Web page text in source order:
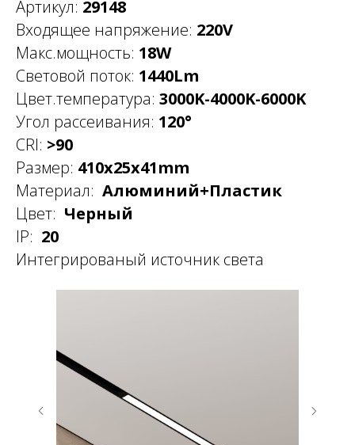
Артикул: 29148
Входящее напряжение: 220V
Макс.мощность: 18W
Световой поток: 1440Lm
Цвет.температура: 3000K-4000K-6000K
Угол рассеивания: 120°
CRI: >90
Размер: 410x25x41mm
Материал: Алюминий+Пластик
Цвет: Черный
IP: 20
Интегрированый источник света